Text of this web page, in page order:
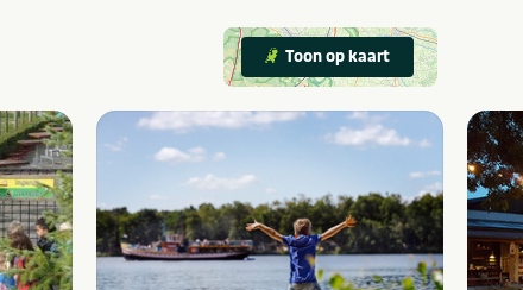
Toon op kaart